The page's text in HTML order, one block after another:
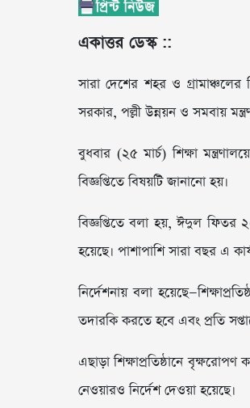
একাত্তর ডেস্ক ::
সারা দেশের শহর ও গ্রামাঞ্চলের
সরকার, পল্লী উন্নয়ন ও সমবায়
বুধবার (২৫ মার্চ) শিক্ষা
বিজ্ঞপ্তিতে বিষয়টি জানানো হয়।
বিজ্ঞপ্তিতে বলা হয়, ঈদুল ফিতর
হয়েছে। পাশাপাশি সারা বছর এ
নির্দেশনায় বলা
তদারকি করতে হবে এবং প্রতি
এছাড়া শিক্ষাপ্রতিষ্ঠানে বৃক্ষরোপণ
নেওয়ারও নির্দেশ দেওয়া হয়েছে।